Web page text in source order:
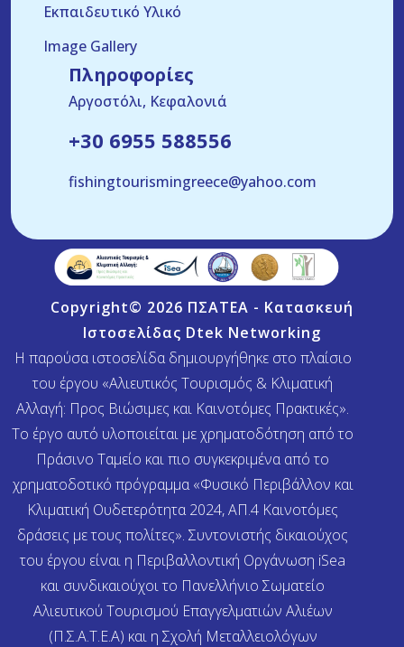
Εκπαιδευτικό Υλικό
Image Gallery
Πληροφορίες
Αργοστόλι, Κεφαλονιά
+30 6955 588556
fishingtourismingreece@yahoo.com
Copyright© 2026 ΠΣΑΤΕΑ - Κατασκευή
Ιστοσελίδας Dtek Networking
Η παρούσα ιστοσελίδα δημιουργήθηκε στο πλαίσιο
του έργου «Αλιευτικός Τουρισμός & Κλιματική
Αλλαγή: Προς Βιώσιμες και Καινοτόμες Πρακτικές».
Το έργο αυτό υλοποιείται με χρηματοδότηση από το
Πράσινο Ταμείο και πιο συγκεκριμένα από το
χρηματοδοτικό πρόγραμμα «Φυσικό Περιβάλλον και
Κλιματική Ουδετερότητα 2024, ΑΠ.4 Καινοτόμες
δράσεις με τους πολίτες». Συντονιστής δικαιούχος
του έργου είναι η Περιβαλλοντική Οργάνωση iSea
και συνδικαιούχοι το Πανελλήνιο Σωματείο
Αλιευτικού Τουρισμού Επαγγελματιών Αλιέων
(Π.Σ.Α.Τ.Ε.Α) και η Σχολή Μεταλλειολόγων